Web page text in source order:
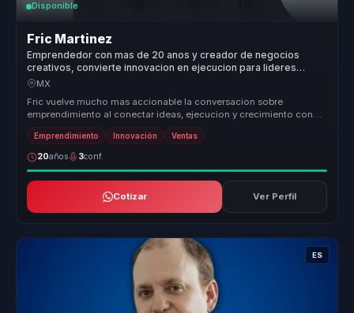
Disponible
Fric Martinez
Emprendedor con mas de 20 anos y creador de negocios
creativos, convierte innovacion en ejecucion para lideres
empresariales.
MX
Fric vuelve mucho mas accionable la conversacion sobre
emprendimiento al conectar ideas, ejecucion y crecimiento con
decisiones claras de...
Emprendimiento Innovación Ventas
20años 3conf.
Cotizar Ver Perfil
ES